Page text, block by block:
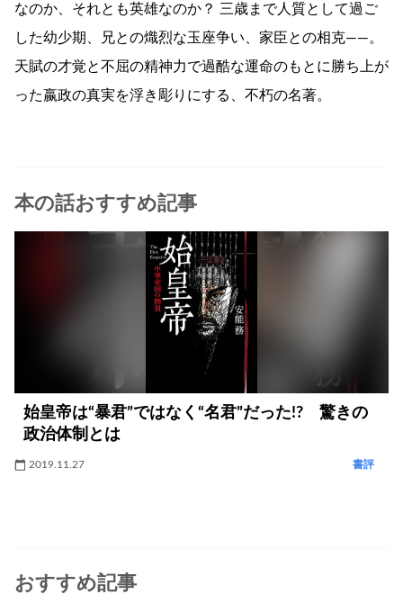
なのか、それとも英雄なのか？ 三歳まで人質として過ご
した幼少期、兄との熾烈な玉座争い、家臣との相克――。
天賦の才覚と不屈の精神力で過酷な運命のもとに勝ち上が
った嬴政の真実を浮き彫りにする、不朽の名著。
本の話おすすめ記事
始皇帝は“暴君”ではなく“名君”だった!? 驚きの
政治体制とは
2019.11.27 書評
おすすめ記事